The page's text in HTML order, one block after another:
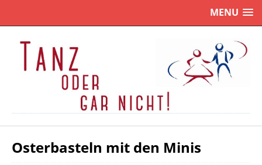
MENU
Osterbasteln mit den Minis